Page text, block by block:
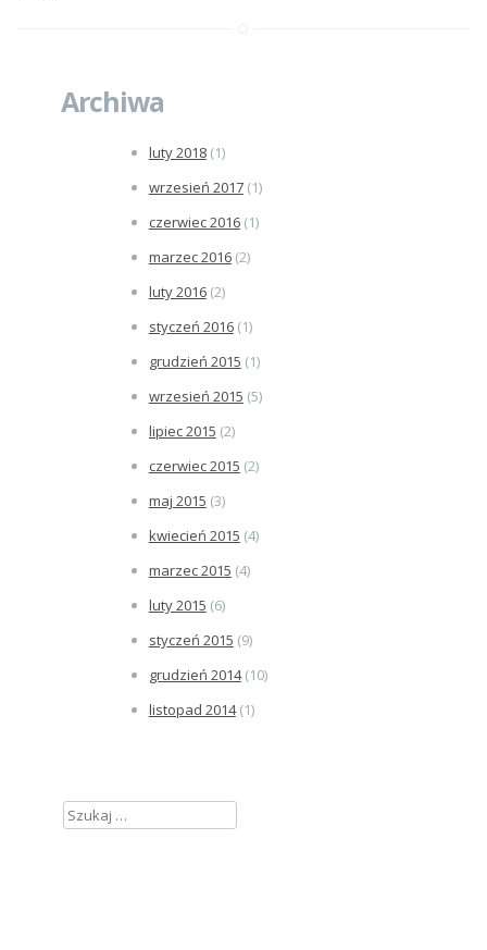
Archiwa
luty 2018(1)
wrzesień 2017(1)
czerwiec 2016(1)
marzec 2016(2)
luty 2016(2)
styczeń 2016(1)
grudzień 2015 (1)
wrzesień 2015 (5)
lipiec 2015 (2)
czerwiec 2015 (2)
maj 2015 (3)
kwiecień 2015 (4)
marzec 2015 (4)
luty 2015 (6)
styczeń 2015 (9)
grudzień 2014(10)
listopad 2014(1)
Szukaj: